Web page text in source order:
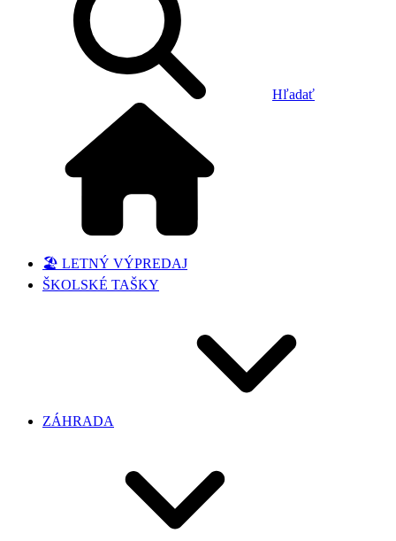
Hľadať
🏖️ LETNÝ VÝPREDAJ
ŠKOLSKÉ TAŠKY
ZÁHRADA